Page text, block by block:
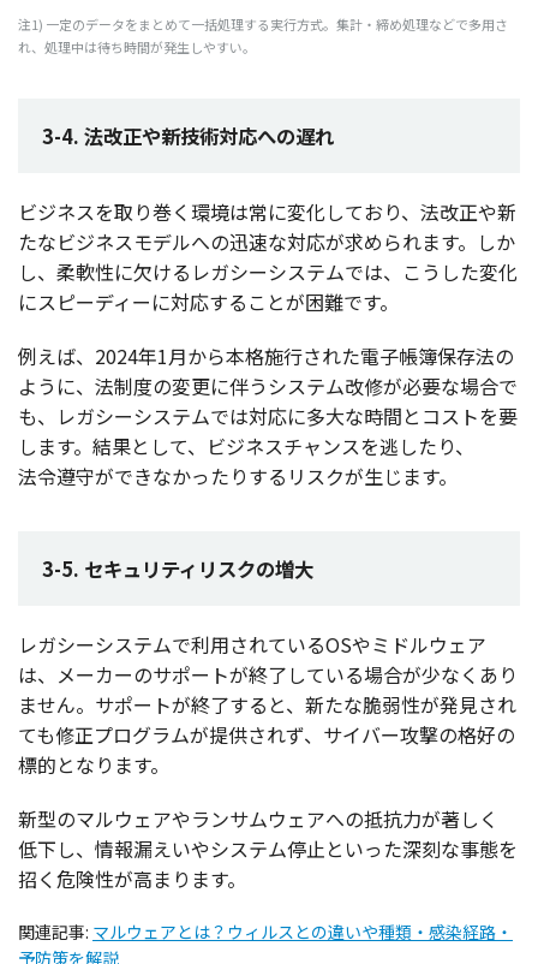
注1) 一定のデータをまとめて一括処理する実行方式。 集計 ・締め処理などで多用さ
れ、 処理中は待ち時間が発生しやすい。
3-4. 法改正や新技術対応への遅れ
ビジネスを取り巻く環境は常に変化しており、 法改正や新
たなビジネスモデルへの迅速な対応が求められます。しか
し、 柔軟性に欠ける レガシーシステムでは、こうした変化
にスピーディーに対応することが困難です。
例えば、2024年1月から本格施行された電子帳簿保存法の
ように、 法制度の変更に伴う システム改修が必要な場合で
も、 レガシーシステムでは対応に多大な時間と コストを要
します。 結果として、 ビジネスチャンスを逃したり、
法令遵守ができなかったりする リスクが生じます。
3-5. セキュリティリスクの増大
レガシーシステムで利用されているOSやミドルウェア
は、 メーカーのサポートが終了している場合が少なくあり
ません。 サポートが終了すると、新たな脆弱性が発見され
ても修正プログラムが提供されず、 サイバー攻撃の格好の
標的となります。
新型のマルウェアやランサムウェアへの抵抗力が著しく
低下し、 情報漏えいやシステム停止といった深刻な事態を
招く危険性が高まります。
関連記事: マルウェアとは？ウィルスとの違いや種類・感染経路・
予防策を解説